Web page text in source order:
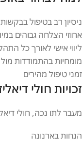
ניסיון רב בטיפול בבקשות
אחוזי הצלחה גבוהים
ליווי אישי לאורך כל
מומחיות בהתמודדות
זמני טיפול מהירים
זכויות חולי
מעבר לתו נכה, חולי
הנחות בארנונה